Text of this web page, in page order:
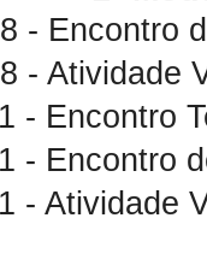
Encontro
Atividade
Encontro
Encontro
Atividade